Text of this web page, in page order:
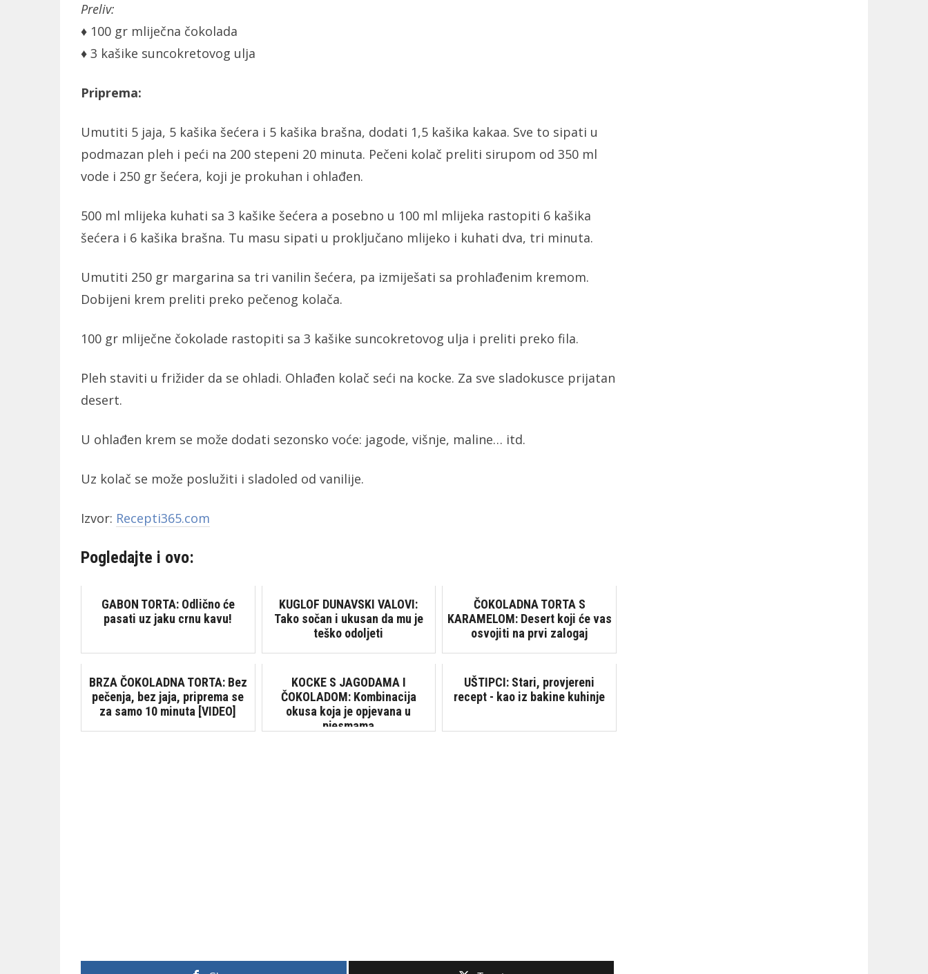
Preliv:
♦ 100 gr mliječna čokolada
♦ 3 kašike suncokretovog ulja
Priprema:
Umutiti 5 jaja, 5 kašika šećera i 5 kašika brašna, dodati 1,5 kašika kakaa. Sve to sipati u
podmazan pleh i peći na 200 stepeni 20 minuta. Pečeni kolač preliti sirupom od 350 ml
vode i 250 gr šećera, koji je prokuhan i ohlađen.
500 ml mlijeka kuhati sa 3 kašike šećera a posebno u 100 ml mlijeka rastopiti 6 kašika
šećera i 6 kašika brašna. Tu masu sipati u proključano mlijeko i kuhati dva, tri minuta.
Umutiti 250 gr margarina sa tri vanilin šećera, pa izmiješati sa prohlađenim kremom.
Dobijeni krem preliti preko pečenog kolača.
100 gr mliječne čokolade rastopiti sa 3 kašike suncokretovog ulja i preliti preko fila.
Pleh staviti u frižider da se ohladi. Ohlađen kolač seći na kocke. Za sve sladokusce prijatan
desert.
U ohlađen krem se može dodati sezonsko voće: jagode, višnje, maline… itd.
Uz kolač se može poslužiti i sladoled od vanilije.
Izvor: Recepti365.com
Pogledajte i ovo:
GABON TORTA: Odlično će
pasati uz jaku crnu kavu!
KUGLOF DUNAVSKI VALOVI:
Tako sočan i ukusan da mu je
teško odoljeti
ČOKOLADNA TORTA S
KARAMELOM: Desert koji će vas
osvojiti na prvi zalogaj
BRZA ČOKOLADNA TORTA: Bez
pečenja, bez jaja, priprema se
za samo 10 minuta [VIDEO]
KOCKE S JAGODAMA I
ČOKOLADOM: Kombinacija
okusa koja je opjevana u
pjesmama
UŠTIPCI: Stari, provjereni
recept - kao iz bakine kuhinje